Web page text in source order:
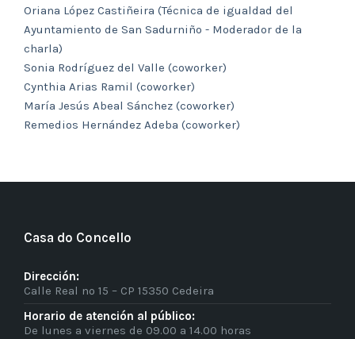
Oriana López Castiñeira (Técnica de igualdad del
Ayuntamiento de San Sadurniño - Moderador de la
charla)
Sonia Rodríguez del Valle (coworker)
Cynthia Arias Ramil (coworker)
María Jesús Abeal Sánchez (coworker)
Remedios Hernández Adeba (coworker)
Casa do Concello
Dirección:
Calle Real nº 15 – CP 15350 Cedeira
Horario de atención al público:
De lunes a viernes de 09.00 a 14.00 horas